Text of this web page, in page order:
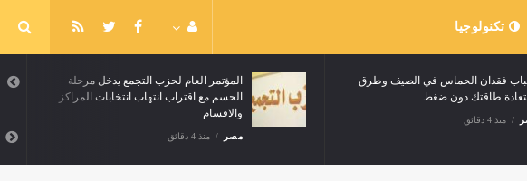
تكنولوجيا
المؤتمر العام لحزب التجمع يدخل مرحلة
الحسم مع اقتراب انتهاب انتخابات المراكز
والاقسام
مصر منذ 4 دقائق
فقدان الحماس في الصيف وطرق
طاقتك دون ضغط
منذ 4 دقائق